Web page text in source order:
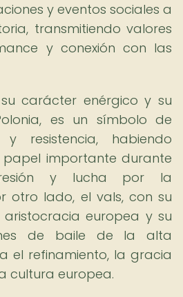
y eventos sociales a
transmitiendo valores
y conexión con las
carácter enérgico y su
es un símbolo de
resistencia, habiendo
importante durante
y lucha por la
otro lado, el vals, con su
europea y su
de baile de la alta
el refinamiento, la gracia
cultura europea.